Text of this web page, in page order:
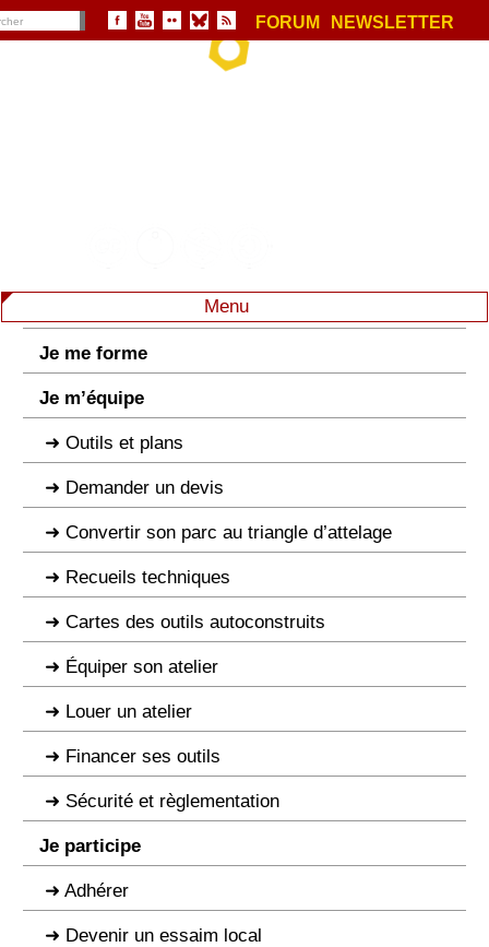
FORUM NEWSLETTER
Menu
Je me forme
Je m’équipe
Outils et plans
Demander un devis
Convertir son parc au triangle d’attelage
Recueils techniques
Cartes des outils autoconstruits
Équiper son atelier
Louer un atelier
Financer ses outils
Sécurité et règlementation
Je participe
Adhérer
Devenir un essaim local